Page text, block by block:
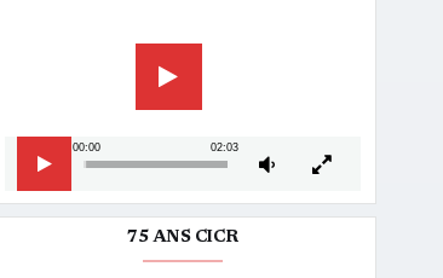
00:00 02:03
75 ANS CICR